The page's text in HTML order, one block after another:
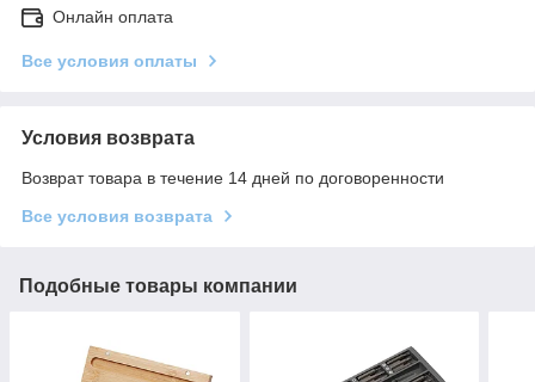
Онлайн оплата
Все условия оплаты
Условия возврата
Возврат товара в течение 14 дней по договоренности
Все условия возврата
Подобные товары компании